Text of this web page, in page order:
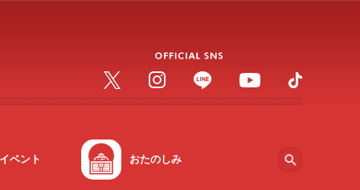
ベント おたのしみ